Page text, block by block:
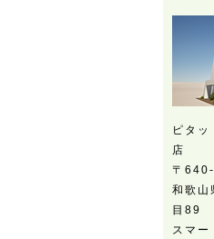
ピタ
店
〒
和歌山
目89
スマー